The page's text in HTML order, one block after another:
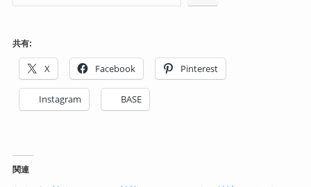
共有:
X Facebook Pinterest
Instagram BASE
関連